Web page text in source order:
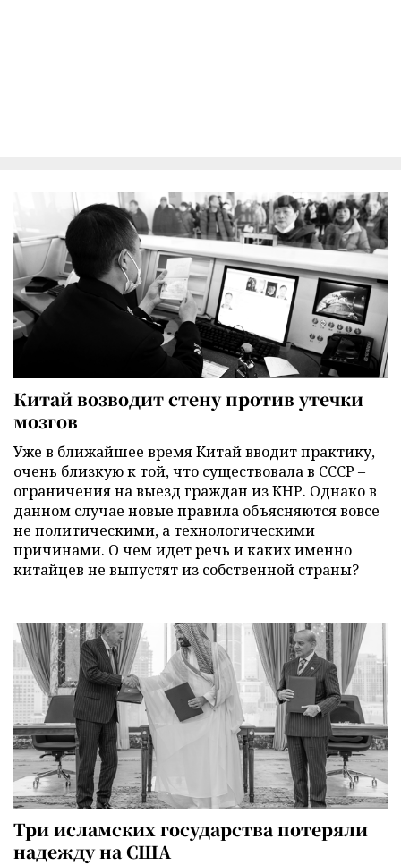
Китай возводит стену против утечки
мозгов
Уже в ближайшее время Китай вводит практику,
очень близкую к той, что существовала в СССР –
ограничения на выезд граждан из КНР. Однако в
данном случае новые правила объясняются вовсе
не политическими, а технологическими
причинами. О чем идет речь и каких именно
китайцев не выпустят из собственной страны?
Три исламских государства потеряли
надежду на США